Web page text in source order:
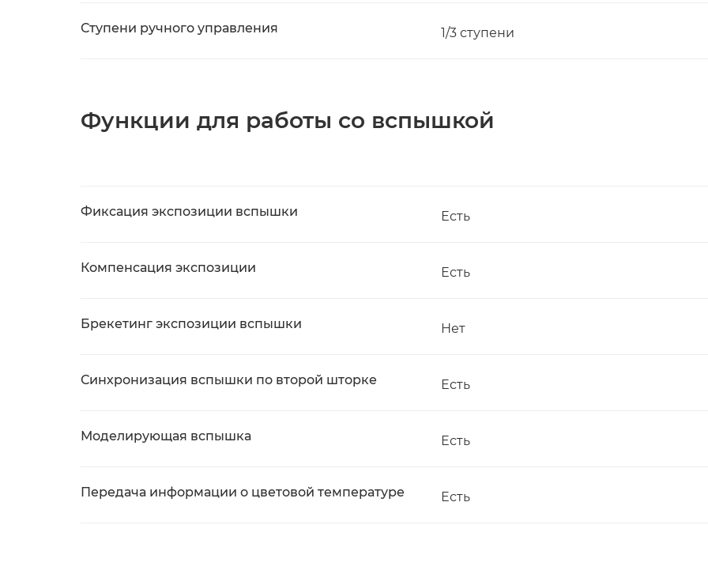
Ступени ручного управления 1/3 ступени
Функции для работы со вспышкой
Фиксация экспозиции вспышки Есть
Компенсация экспозиции Есть
Брекетинг экспозиции вспышки Нет
Синхронизация вспышки по второй шторке Есть
Моделирующая вспышка Есть
Передача информации о цветовой температуре Есть